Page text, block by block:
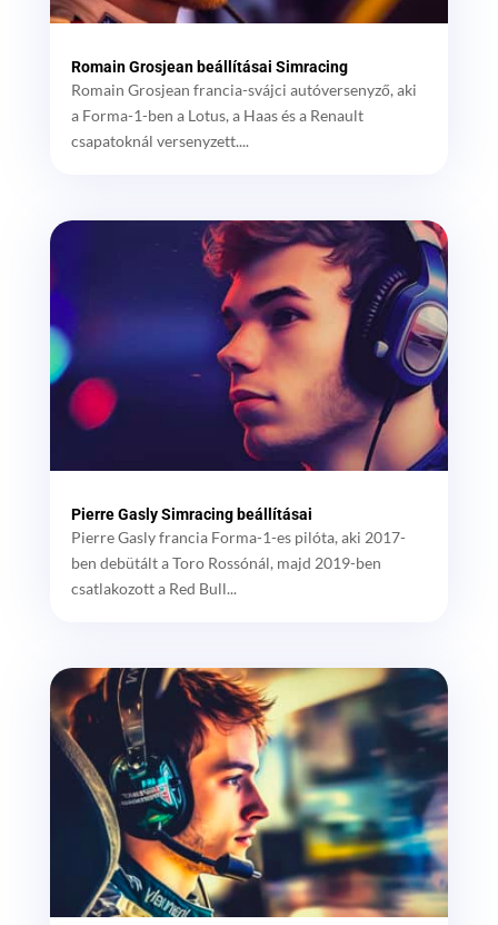
Romain Grosjean beállításai Simracing
Romain Grosjean francia-svájci autóversenyző, aki
a Forma-1-ben a Lotus, a Haas és a Renault
csapatoknál versenyzett....
Pierre Gasly Simracing beállításai
Pierre Gasly francia Forma-1-es pilóta, aki 2017-
ben debütált a Toro Rossónál, majd 2019-ben
csatlakozott a Red Bull...